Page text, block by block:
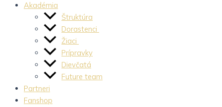
Akadémia
Štruktúra
Dorastenci
Žiaci
Prípravky
Dievčatá
Future team
Partneri
Fanshop